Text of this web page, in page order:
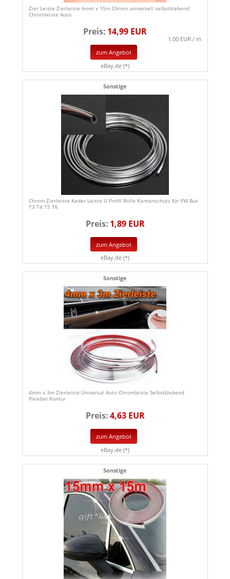
Zier Leiste Zierleiste 6mm x 15m Chrom universell selbstklebend
Chromleiste Auto
Preis: 14,99 EUR
1.00 EUR / m
zum Angebot
eBay.de (*)
Sonstige
Chrom Zierleiste Keder Leiste U Profil Rolle Kantenschutz für VW Bus
T3 T4 T5 T6
Preis: 1,89 EUR
zum Angebot
eBay.de (*)
Sonstige
4mm x 3m Zierleiste Universal Auto Chromleiste Selbstklebend
Flexibel Kontur
Preis:4,63 EUR
zum Angebot
eBay.de (*)
Sonstige